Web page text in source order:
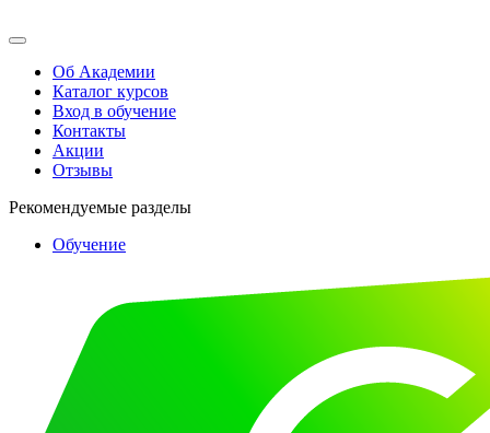
Об Академии
Каталог курсов
Вход в обучение
Контакты
Акции
Отзывы
Рекомендуемые разделы
Обучение